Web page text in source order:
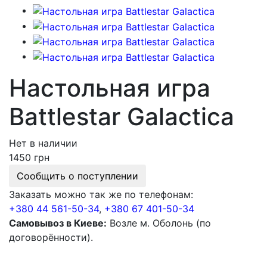
Настольная игра
Battlestar Galactica
Нет в наличии
1450 грн
Сообщить о поступлении
Заказать можно так же по телефонам:
+380 44 561-50-34, +380 67 401-50-34
Самовывоз в Киеве: Возле м. Оболонь (по
договорённости).